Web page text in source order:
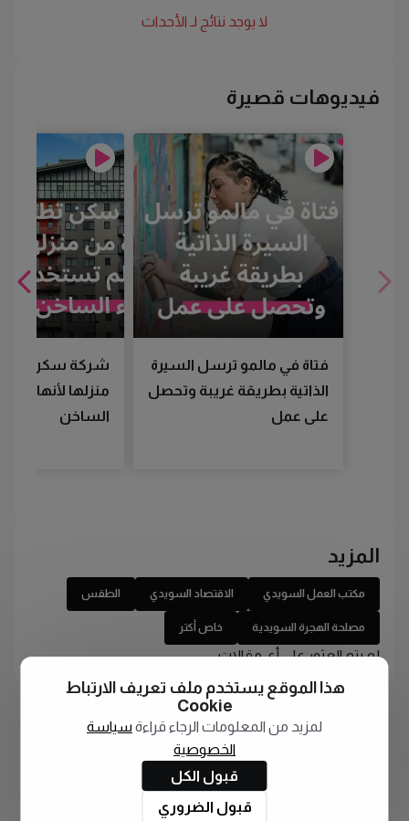
لا يوجد نتائج لـ الأحداث
فيديوهات قصيرة
فتاة في مالمو ترسل السيرة
الذاتية بطريقة غريبة وتحصل
على عمل
شركة سكن
منزلها لأنها لم
الساخن
المزيد
مكتب العمل السويدي الاقتصاد السويدي الطقس
مصلحة الهجرة السويدية خاص أكتر
لم يتم العثور على أي مقالات
هذا الموقع يستخدم ملف تعريف الارتباط
Cookie
لمزيد من المعلومات الرجاء قراءة سياسة
الخصوصية
قبول الكل
قبول الضروري